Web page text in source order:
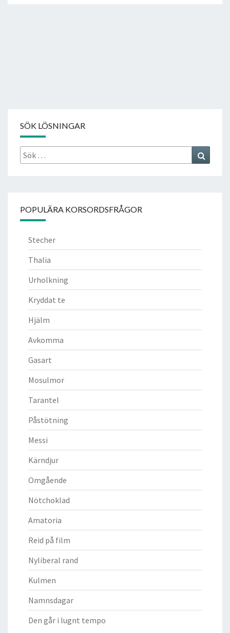
SÖK LÖSNINGAR
Sök
efter:
POPULÄRA KORSORDSFRÅGOR
Stecher
Thalia
Urholkning
Kryddat te
Hjälm
Avkomma
Gasart
Mosulmor
Tarantel
Påstötning
Messi
Kärndjur
Omgående
Nötchoklad
Amatoria
Reid på film
Nyliberal rand
Kulmen
Namnsdagar
Den går i lugnt tempo